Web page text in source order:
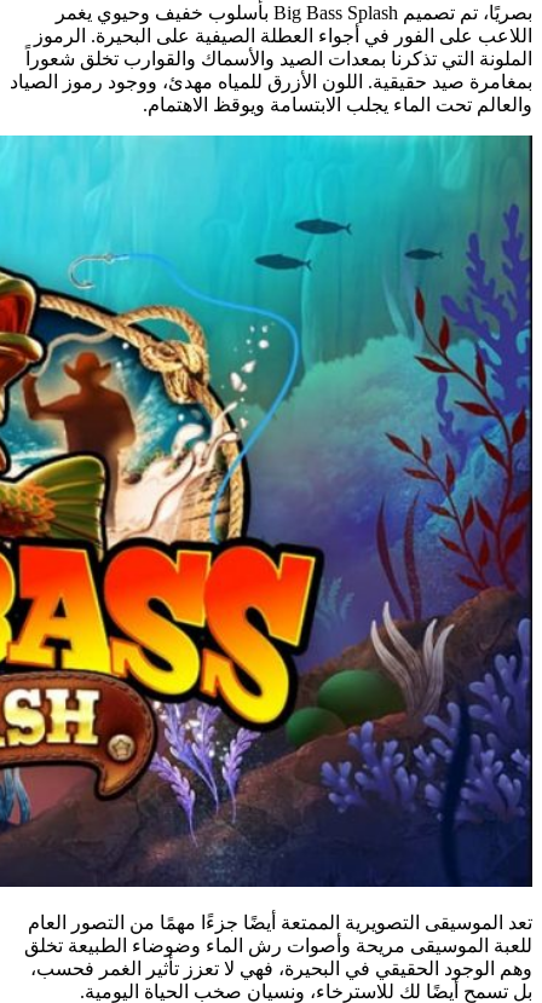
بصريًا، تم تصميم Big Bass Splash بأسلوب خفيف وحيوي يغمر
اللاعب على الفور في أجواء العطلة الصيفية على البحيرة. الرموز
الملونة التي تذكرنا بمعدات الصيد والأسماك والقوارب تخلق شعوراً
بمغامرة صيد حقيقية. اللون الأزرق للمياه مهدئ، ووجود رموز الصياد
والعالم تحت الماء يجلب الابتسامة ويوقظ الاهتمام.
تعد الموسيقى التصويرية الممتعة أيضًا جزءًا مهمًا من التصور العام
للعبة الموسيقى مريحة وأصوات رش الماء وضوضاء الطبيعة تخلق
وهم الوجود الحقيقي في البحيرة، فهي لا تعزز تأثير الغمر فحسب،
بل تسمح أيضًا لك للاسترخاء، ونسيان صخب الحياة اليومية.